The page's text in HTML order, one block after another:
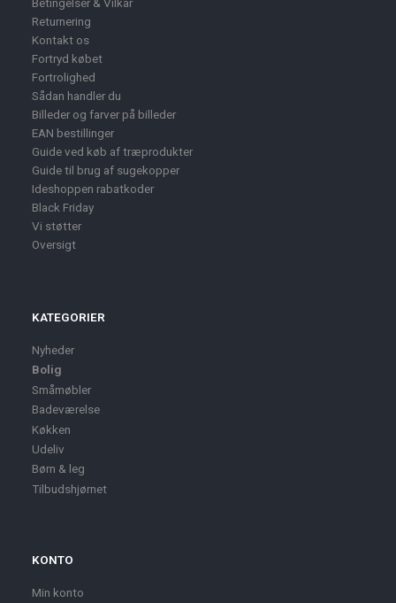
Returnering
Kontakt os
Fortryd købet
Fortrolighed
Sådan handler du
Billeder og farver på billeder
EAN bestillinger
Guide ved køb af træprodukter
Guide til brug af sugekopper
Ideshoppen rabatkoder
Black Friday
Vi støtter
Oversigt
KATEGORIER
Nyheder
Bolig
Småmøbler
Badeværelse
Køkken
Udeliv
Børn & leg
Tilbudshjørnet
KONTO
Min konto